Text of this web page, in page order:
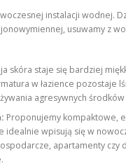
instalacji wodnej.
usuwamy z
skóra staje się bardziej
w łazience pozostaje
agresywnych środków
Proponujemy kompaktowe,
idealnie wpisują się w
apartamenty czy